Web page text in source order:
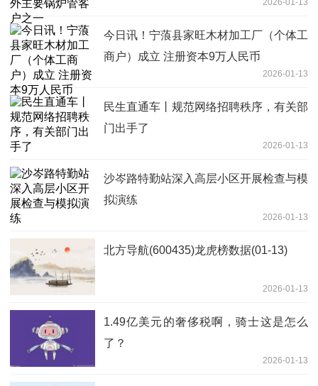
今日讯！宁蒗县家旺木材加工厂（个体工
商户）成立 注册资本9万人民币
2026-01-13
民生直通车丨规范网络招聘秩序，有关部
门出手了
2026-01-13
沙岑路特勤站深入高层小区开展检查与模
拟演练
2026-01-13
北方导航(600435)龙虎榜数据(01-13)
2026-01-13
1.49亿美元的奢侈税啊，骑士这是怎么
了？
2026-01-13